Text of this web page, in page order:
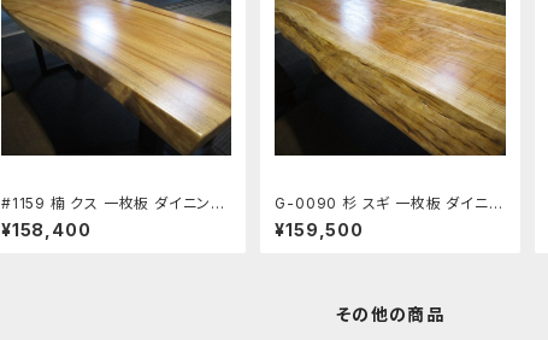
#1159 楠 クス 一枚板 ダイニング
テーブル ワーキングデスク 座卓
長さ158～162㎝ 幅70～77～82
¥158,400
G-0090 杉 スギ 一枚板 ダイニン
グテーブル ワーキングデスク 座卓
長さ161㎝ 幅68～70～71㎝ 厚
¥159,500
その他の商品